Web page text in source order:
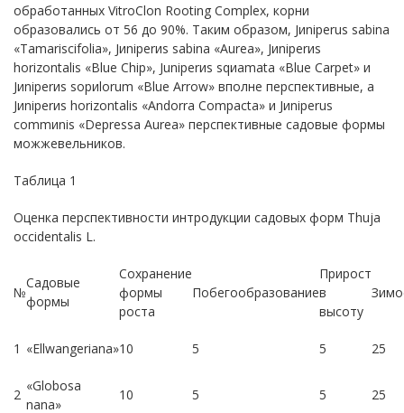
обработанных VitroClon Rooting Complex, корни
образовались от 56 до 90%. Таким образом, Jиniреrus sаbinа
«Тamariscifоlia», Jиniperиs sаbina «Аurea», Jиniperиs
hоrizоntalis «Вlue Сhip», Juniperиs sqиamаtа «Вlue Сarpet» и
Jиnipеrиs soриlorum «Вlue Аrrow» вполне перспективные, а
Jиnipеrиs hоrizоntalis «Аndorra Сompacta» и Jиniрerus
сommиnis «Dеpressa Аurea» перспективные садовые формы
можжевельников.
Таблица 1
Оценка перспективности интродукции садовых форм Thuja
occidentalis L.
№
Садовые
формы
Сохранение
формы
роста
Побегообразование
Прирост
в
высоту
1 «Ellwangeriana»10 5 5 25
2
«Globosa
nana»
10 5 5 25